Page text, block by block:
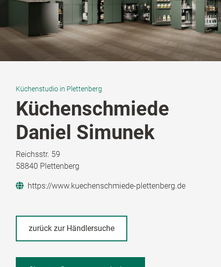
Küchenstudio in Plettenberg
Küchenschmiede
Daniel Simunek
Reichsstr. 59
58840 Plettenberg
https://www.kuechenschmiede-plettenberg.de
zurück zur Händlersuche